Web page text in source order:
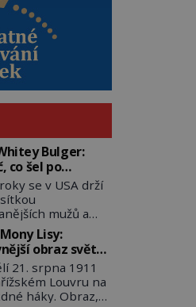
Bulger:
co šel po
se v USA drží
mužů a
to až na číslo
po Usámovi bin
(1957–2011). To je
Bulger
viněný ze
na 19
Lisy:
obraz světa
dva roky
21. srpna 1911
Louvru na
háky. Obraz,